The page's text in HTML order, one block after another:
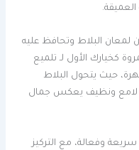
العميقة.
لمعان البلاط وتحافظ عليه
كخيارك الأول لـ تلميع
حيث يتحول البلاط
لامع ونظيف يعكس جمال
وفعالة، مع التركيز